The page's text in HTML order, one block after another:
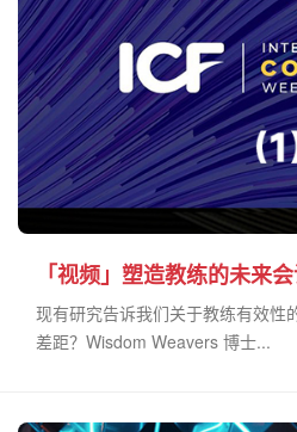
「视频」塑造教练的未来
现有研究告诉我们关于教练有效性
差距？Wisdom Weavers 博士...